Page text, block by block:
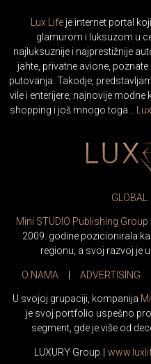
Lux Lifeje internet portal
glamurom i luksuzom u
najluksuznije i najprestižnije
jahte, privatne avione,
putovanja. Takodje,
vile i enterijere, najnovije
shopping i još mnogo toga…
GLOBAL
Mini STUDIO Publishing Group
2009. godine pozicionirala
regionu, a svoj razvoj je
O NAMA ADVERTISING
U svojoj grupaciji, kompanija
je svoj portfolio uspešno
segment, gde je više od
LUXURY Group www.